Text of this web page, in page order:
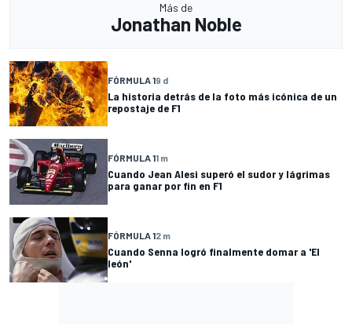
Más de
Jonathan Noble
FÓRMULA 19 d
La historia detrás de la foto más icónica de un
repostaje de F1
FÓRMULA 11 m
Cuando Jean Alesi superó el sudor y lágrimas
para ganar por fin en F1
FÓRMULA 12 m
Cuando Senna logró finalmente domar a 'El
león'